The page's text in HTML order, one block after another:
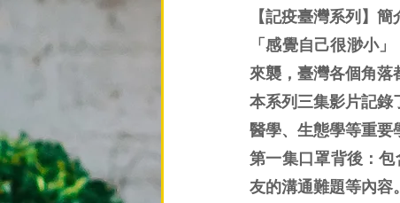
【記疫臺灣系列】簡
「感覺自己很渺小
來襲，臺灣各個角落
本系列三集影片記錄
醫學、生態學等重要
第一集口罩背後：
友的溝通難題等內